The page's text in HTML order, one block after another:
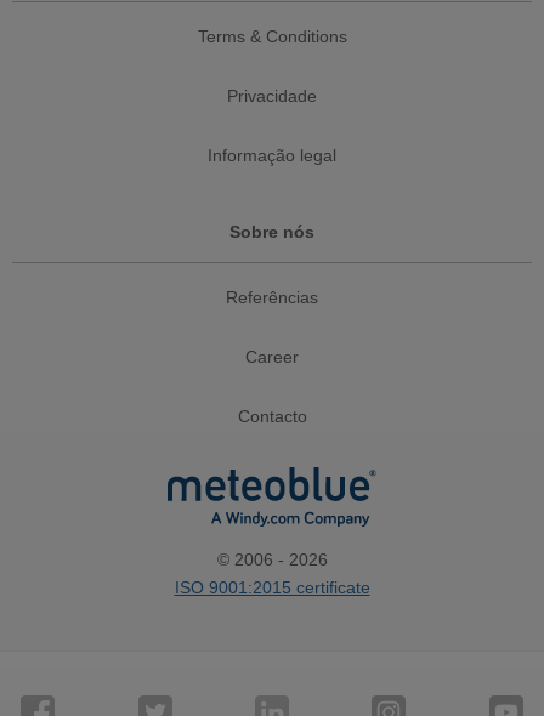
Terms & Conditions
Privacidade
Informação legal
Sobre nós
Referências
Career
Contacto
© 2006 - 2026
ISO 9001:2015 certificate